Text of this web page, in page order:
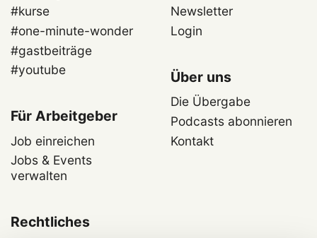
#kurse
#one-minute-wonder
#gastbeiträge
#youtube
Newsletter
Login
Für Arbeitgeber
Job einreichen
Jobs & Events
verwalten
Über uns
Die Übergabe
Podcasts abonnieren
Kontakt
Rechtliches